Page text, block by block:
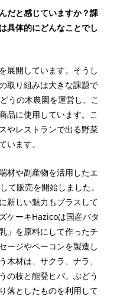
だと感じていますか？課
具体的にどんなことでし
展開しています。そうし
取り組みは大きな課題で
うの木農園を運営し、こ
品に使用しています。こ
やレストランで出る野菜
います。
材や副産物を活用したエ
て販売を開始しました。
新しい魅力もプラスして
ケーキHazicoは国産バタ
」を原料にして作ったチ
ージやベーコンを製造し
材は、サクラ、ナラ、
の枝と能登ヒバ。ぶどう
落としたものを利用して